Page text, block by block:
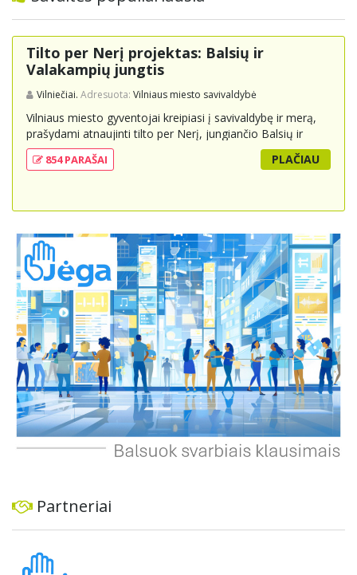
Tilto per Nerį projektas: Balsių ir
Valakampių jungtis
Vilniečiai. Adresuota: Vilniaus miesto savivaldybė
Vilniaus miesto gyventojai kreipiasi į savivaldybę ir merą,
prašydami atnaujinti tilto per Nerį, jungiančio Balsių ir
Valakampių kryptis, projektą ir įtraukti jį į miesto
strateginius susisiekimo planus. Šis tiltas ne tik padėtų
suteikdamas daugiau susisiekimo galimybių tiek
dviratininkams. Gyventojai ragina atlikti techninę,
ekonominę ir transporto analizę, organizuoti viešas
konsultacijas ir integruoti projektą į ilgalaikius miesto
planus, siekiant užtikrinti transporto sistemos patikimumą
ir prisitaikymą prie sparčiai augančio miesto poreikių.
854 PARAŠAI PLAČIAU
Partneriai